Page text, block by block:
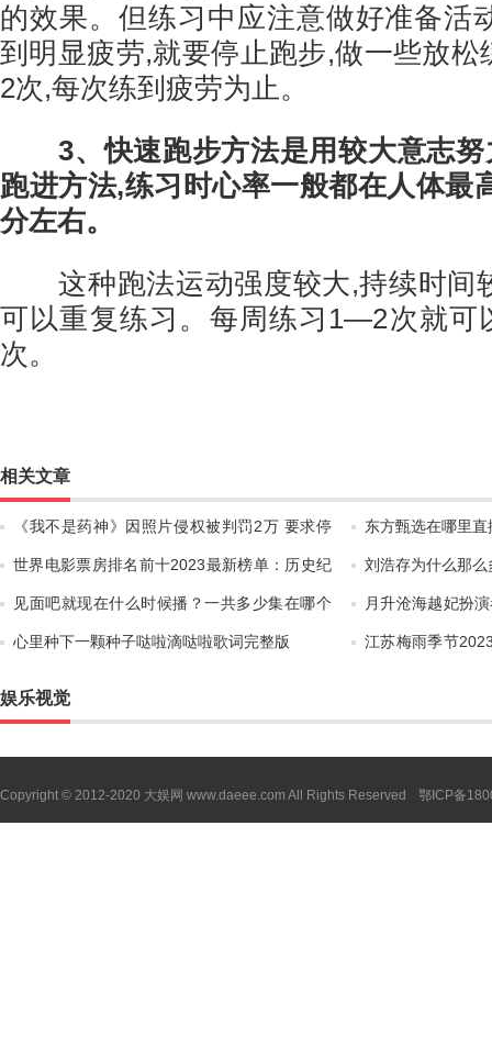
的效果。但练习中应注意做好准备活
到明显疲劳,就要停止跑步,做一些放
2次,每次练到疲劳为止。
3、快速跑步方法是用较大意志
跑进方法,练习时心率一般都在人体最
分左右。
这种跑法运动强度较大,持续时间
可以重复练习。每周练习1—2次就
次。
相关文章
《我不是药神》因照片侵权被判罚2万 要求停
止侵权
东方甄选在哪里
世界电影票房排名前十2023最新榜单：历史纪
录排行榜
刘浩存为什么那
见面吧就现在什么时候播？一共多少集在哪个
平台播出
月升沧海越妃扮
么样？
心里种下一颗种子哒啦滴哒啦歌词完整版
江苏梅雨季节
娱乐视觉
Copyright © 2012-2020 大娱网 www.daeee.com All Rights Reserved 鄂ICP备